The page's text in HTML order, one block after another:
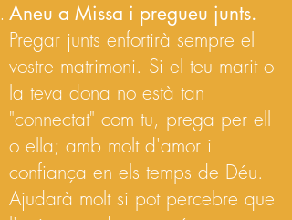
Aneu a Missa i pregueu junts.
Pregar junts enfortirà sempre el
vostre matrimoni. Si el teu marit o
la teva dona no està tan
"connectat" com tu, prega per ell
o ella; amb molt d'amor i
confiança en els temps de Déu.
Ajudarà molt si pot percebre que